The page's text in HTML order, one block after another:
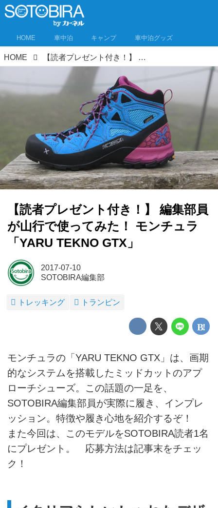
HOME 車中泊 キャンプ 車中泊グッズ
HOME 【読者プレゼント付き！】 編集部員が山行で使ってみた！ モンチュラ「YARU TEKNO GTX」
【読者プレゼント付き！】 編集部員
が山行で使ってみた！ モンチュラ
「YARU TEKNO GTX」
2017-07-10
SOTOBIRA編集部
トレッキング トランピン
モンチュラの「YARU TEKNO GTX」は、画期
的なシステムを搭載したミッドカットのアプ
ローチシューズ。この話題の一足を、
SOTOBIRA編集部員が実際に履き、インプレ
ッション。特徴や履き心地を紹介するぞ！
また今回は、このモデルをSOTOBIRA読者1名
にプレゼント。 応募方法は記事末をチェッ
ク！